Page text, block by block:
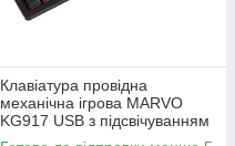
Клавіатура провідна
механічна ігрова MARVO
KG917 USB з підсвічуванням
Black